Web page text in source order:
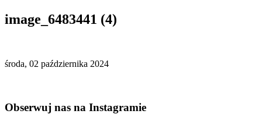
image_6483441 (4)
środa, 02 października 2024
Obserwuj nas na Instagramie